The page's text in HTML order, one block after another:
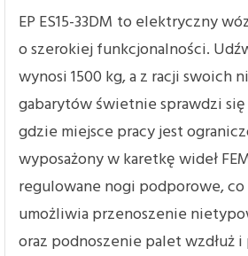
EP ES15-33DM to elektryczny
o szerokiej funkcjonalności.
wynosi 1500 kg, a z racji swoich
gabarytów świetnie sprawdzi się
gdzie miejsce pracy jest
wyposażony w karetkę wideł
regulowane nogi podporowe,
umożliwia przenoszenie
oraz podnoszenie palet wzdłuż